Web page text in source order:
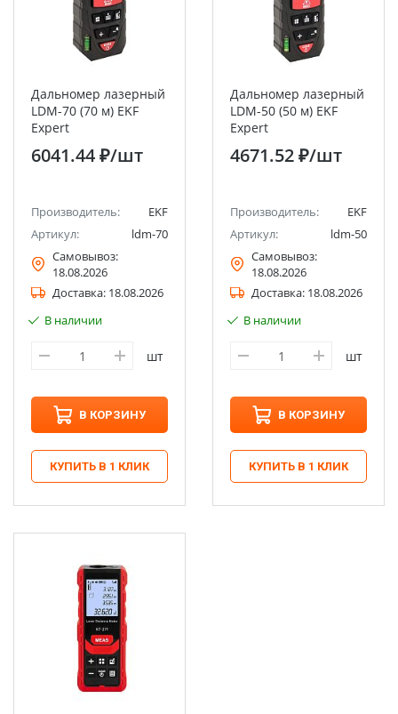
Дальномер лазерный
LDM-70 (70 м) EKF
Expert
6041.44 ₽/шт
Производитель:
EKF
Артикул:
ldm-70
Самовывоз:
18.08.2026
Доставка: 18.08.2026
В наличии
шт
В КОРЗИНУ
КУПИТЬ В 1 КЛИК
Дальномер лазерный
LDM-50 (50 м) EKF
Expert
4671.52 ₽/шт
Производитель:
EKF
Артикул:
ldm-50
Самовывоз:
18.08.2026
Доставка: 18.08.2026
В наличии
шт
В КОРЗИНУ
КУПИТЬ В 1 КЛИК